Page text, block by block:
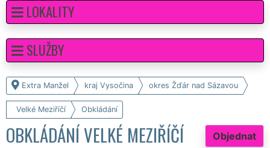
Extra Manžel kraj Vysočina okres Žďár nad Sázavou
Velké Meziříčí Obkládání
Objednat
OBKLÁDÁNÍ VELKÉ MEZIŘÍČÍ
LOKALITY
SLUŽBY